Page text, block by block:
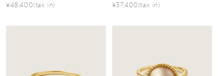
¥48,400(tax in) ¥37,400(tax in)